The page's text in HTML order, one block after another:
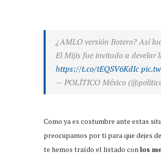
¿AMLO versión Botero? Así
El Mijis fue invitado a develar
https://t.co/tEQSV6KdIc
— POLÍTICO México
Como ya es costumbre ante estas
preocupamos por ti para que dejes
te hemos traído el listado conlos